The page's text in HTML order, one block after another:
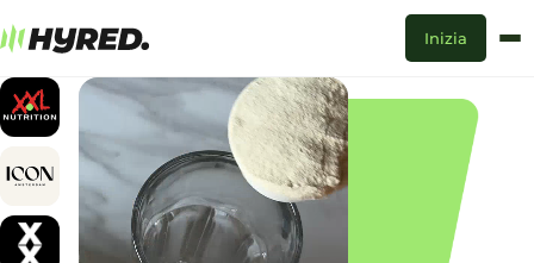
Inizia